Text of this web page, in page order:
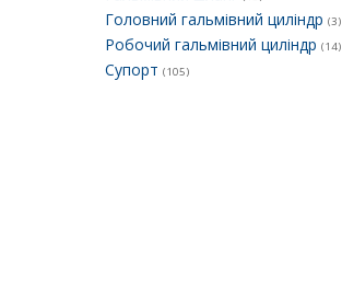
Головний гальмівний циліндр (3)
Робочий гальмівний циліндр (14)
Супорт (105)